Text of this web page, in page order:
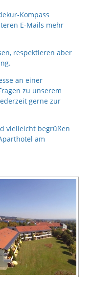
Kompass
E-Mails mehr
respektieren aber
an einer
zu unserem
gerne zur
vielleicht begrüßen
am